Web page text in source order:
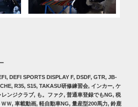
, DEFI SPORTS DISPLAY F, DSDF, GTR, JB-
, R35, S15, TAKASU研修練習会, インカー, ケ
レンジクラブ, も。ファク, 普通車登録でもNG, 税
Ｗ, 車載動画, 軽自動車NG, 量産型200馬力, 鈴鹿